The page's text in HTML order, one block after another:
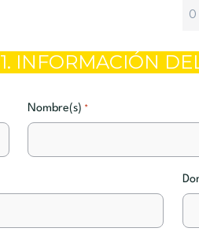
1. INFORMACIÓN
Nombre(s) *